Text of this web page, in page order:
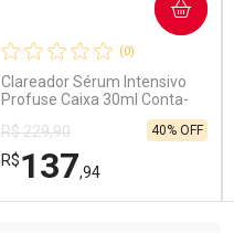
Comprar sem Desconto
Por R$ 59,58/cada
Comprar sem Desconto
Por R$ 59,58/cada
(0)
Clareador Sérum Intensivo
Profuse Caixa 30ml Conta-
R$ 229,90
R$137,94
40% OFF
COMPRAR